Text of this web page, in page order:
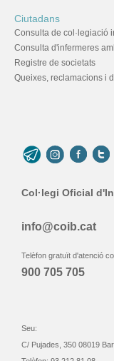
Ciutadans
Consulta de col·legiació
Consulta d'infermeres
Registre de societats
Queixes, reclamacions i
Col·legi Oficial
info@coib.cat
Telèfon gratuït d'atenció
900 705 705
Seu:
C/ Pujades, 350 08019